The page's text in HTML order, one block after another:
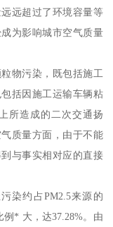
远超过了环境容量等
为影响城市空气质量
物污染，既包括施工
括因施工运输车辆粘
所造成的二次交通扬
质量方面，由于不能
与事实相对应的直接
染约占PM2.5来源的
* 大，达37.28%。由